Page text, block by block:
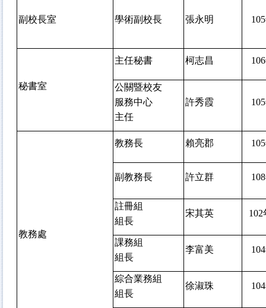
副校長室 學術副校長 張永明 105
秘書室
主任秘書 柯志昌 106
公關暨校友
服務中心
主任
許秀霞 105
教務處
教務長 賴亮郡 105
副教務長 許立群 108
註冊組
組長
宋其英 102
課務組
組長
李富美 104
綜合業務組
組長
徐淑珠 104